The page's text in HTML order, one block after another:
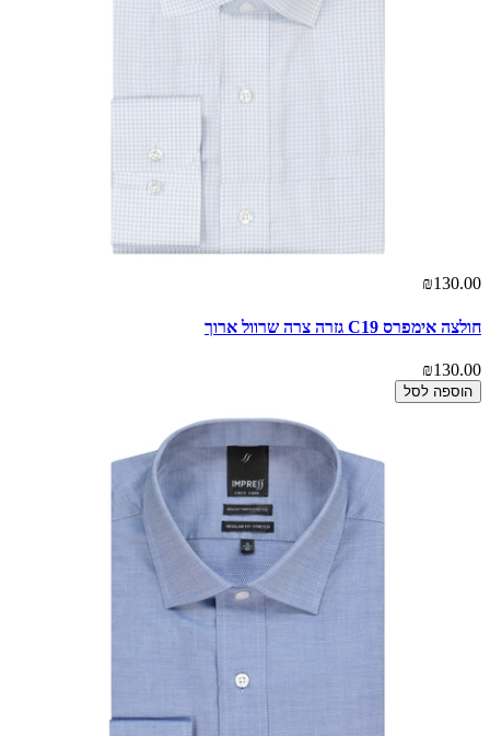
₪130.00
חולצה אימפרס C19 גזרה צרה שרוול ארוך
₪130.00
הוספה לסל